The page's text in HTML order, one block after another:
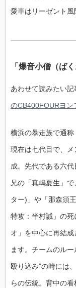
愛車はリーゼント風
「爆音小僧（ば
あわせて読みたい記
のCB400FOURヨン
横浜の暴走族で通称
現在は七代目で、
成。先代である六
兄の「真嶋夏生」
ター)」や「那森須
特攻：半村誠」の
オ」を中心に再結
ます。チームのル
殴り込み”の時には
らの伝統。背中の